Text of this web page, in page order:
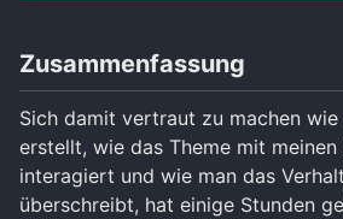
Zusammenfassung
Sich damit vertraut zu machen
erstellt, wie das Theme mit meinen
interagiert und wie man das
überschreibt, hat einige Stunden